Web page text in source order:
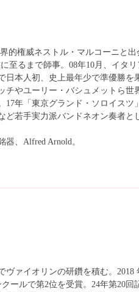
的権威ネストル・マルコーニと
至るまで師事。08年10月、イタ
本人初、史上最年少で準優勝を
チやユーリー・バシュメットら世
17年「東京グランド・ソロイスツ
若手実力派バンドネオン奏者と
、Alfred Arnold。
ァイオリンの研鑽を積む。2018
ールで第2位を受賞。24年第20回